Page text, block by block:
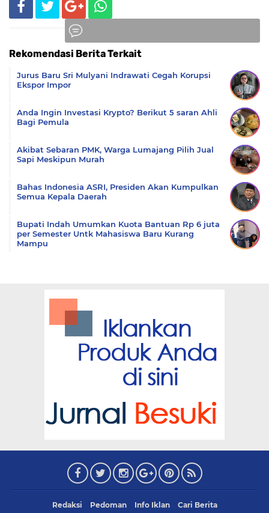
Rekomendasi Berita Terkait
Jurus Baru Sri Mulyani Indrawati Cegah Korupsi
Ekspor Impor
Anda Ingin Investasi Krypto? Berikut 5 saran Ahli
Bagi Pemula
Akibat Sebaran PMK, Warga Lumajang Pilih Jual
Sapi Meskipun Murah
Bahas Indonesia ASRI, Presiden Akan Kumpulkan
Semua Kepala Daerah
Bupati Indah Umumkan Kuota Bantuan Rp 6 juta
per Semester Untk Mahasiswa Baru Kurang
Mampu
Redaksi Pedoman Info Iklan Cari Berita